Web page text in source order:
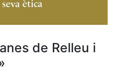
de Relleu i